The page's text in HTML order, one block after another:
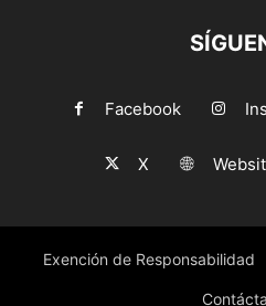
Facebook
X
Exención de Responsabilidad